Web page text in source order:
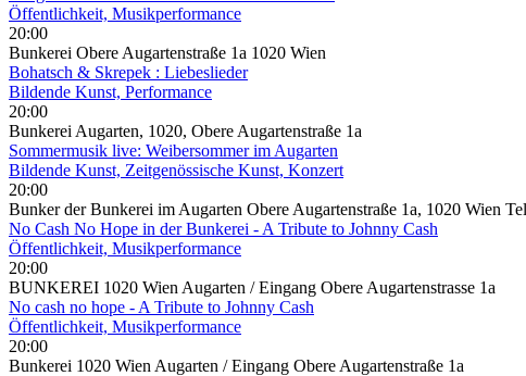
Öffentlichkeit, Musikperformance
20:00
Bunkerei Obere Augartenstraße 1a 1020 Wien
Bohatsch & Skrepek : Liebeslieder
Bildende Kunst, Performance
20:00
Bunkerei Augarten, 1020, Obere Augartenstraße 1a
Sommermusik live: Weibersommer im Augarten
Bildende Kunst, Zeitgenössische Kunst, Konzert
20:00
Bunker der Bunkerei im Augarten Obere Augartenstraße 1a, 1020 Wien
No Cash No Hope in der Bunkerei - A Tribute to Johnny Cash
Öffentlichkeit, Musikperformance
20:00
BUNKEREI 1020 Wien Augarten / Eingang Obere Augartenstrasse 1a
No cash no hope - A Tribute to Johnny Cash
Öffentlichkeit, Musikperformance
20:00
Bunkerei 1020 Wien Augarten / Eingang Obere Augartenstraße 1a